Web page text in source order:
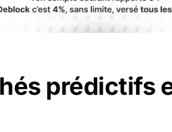
prédictifs